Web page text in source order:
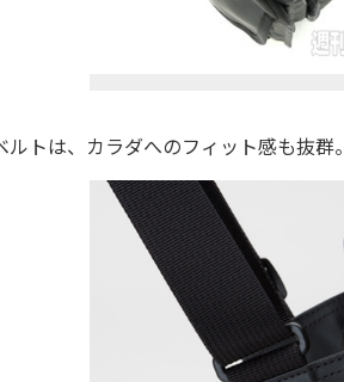
トは、カラダへのフィット感も抜群。